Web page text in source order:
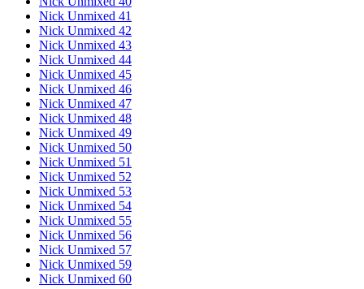
Nick Unmixed 41
Nick Unmixed 42
Nick Unmixed 43
Nick Unmixed 44
Nick Unmixed 45
Nick Unmixed 46
Nick Unmixed 47
Nick Unmixed 48
Nick Unmixed 49
Nick Unmixed 50
Nick Unmixed 51
Nick Unmixed 52
Nick Unmixed 53
Nick Unmixed 54
Nick Unmixed 55
Nick Unmixed 56
Nick Unmixed 57
Nick Unmixed 59
Nick Unmixed 60